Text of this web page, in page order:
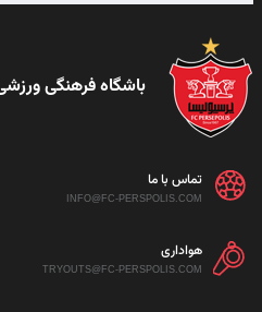
باشگاه فرهنگی
تماس با ما
INFO@FC-PERSPOLIS.COM
هواداری
TRYOUTS@FC-PERSPOLIS.COM